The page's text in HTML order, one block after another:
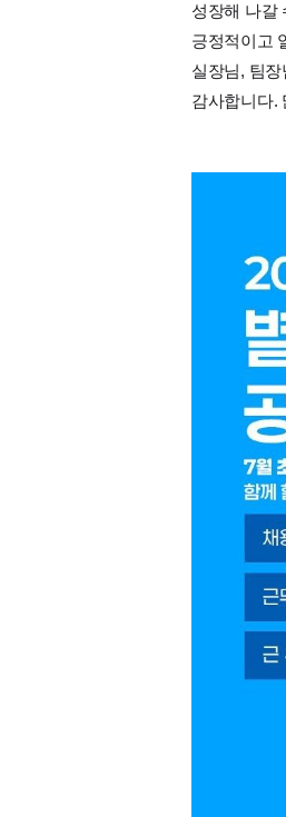
성장해 나갈
긍정적이고
실장님, 팀
감사합니다.